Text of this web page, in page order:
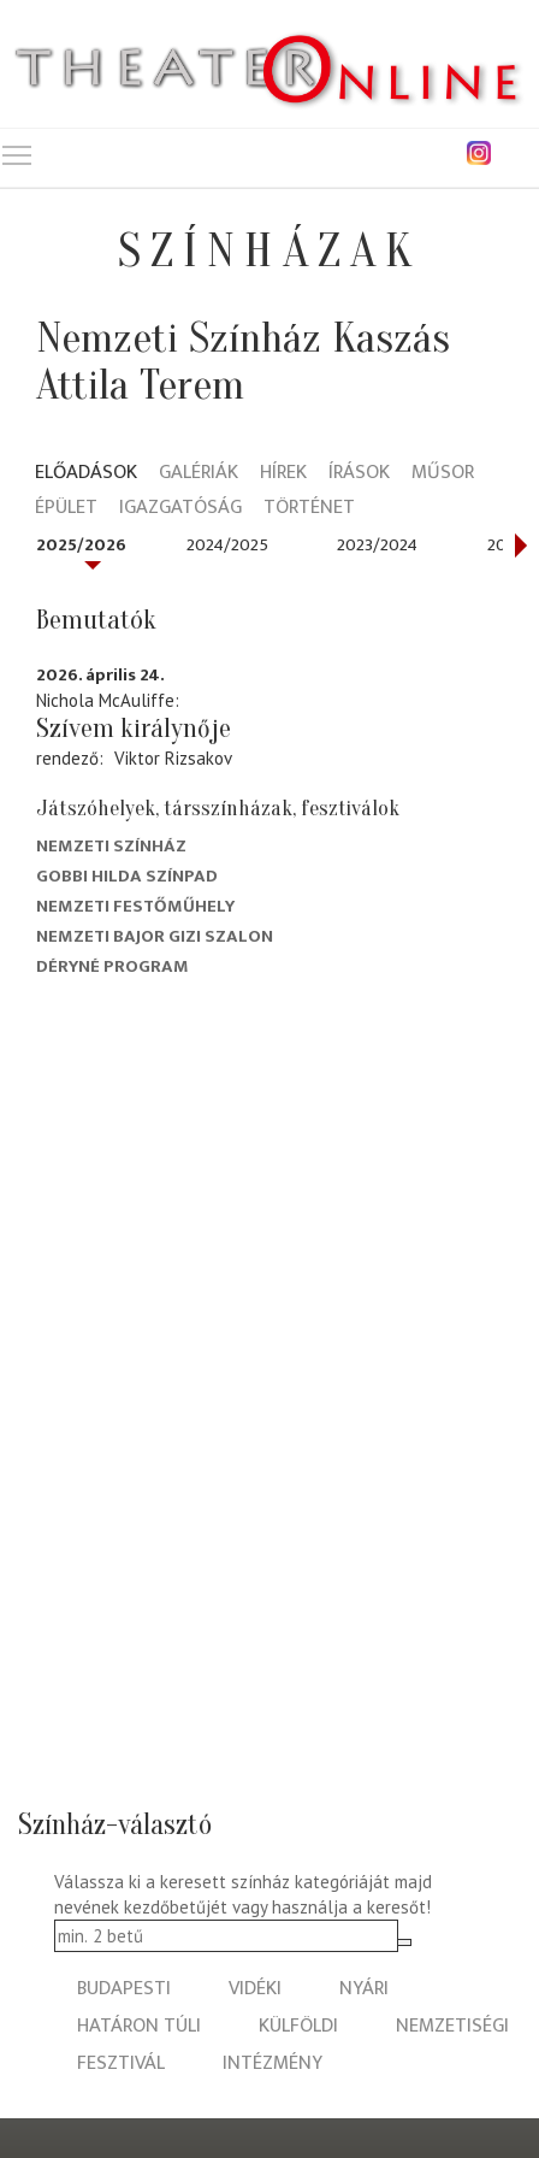
SZÍNHÁZAK
Nemzeti Színház Kaszás
Attila Terem
ELŐADÁSOK GALÉRIÁK HÍREK ÍRÁSOK
MŰSOR
ÉPÜLET
IGAZGATÓSÁG TÖRTÉNET
2025/2026 2024/2025 2023/2024 2022/
Bemutatók
2026. április 24.
Nichola McAuliffe
Szívem királynője
rendező Viktor Rizsakov
Játszóhelyek, társszínházak, fesztiválok
NEMZETI SZÍNHÁZ
GOBBI HILDA SZÍNPAD
NEMZETI FESTŐMŰHELY
NEMZETI BAJOR GIZI SZALON
DÉRYNÉ PROGRAM
Színház-választó
Válassza ki a keresett színház kategóriáját majd
nevének kezdőbetűjét vagy használja a keresőt!
BUDAPESTI VIDÉKI
NYÁRI
HATÁRON TÚLI
KÜLFÖLDI
NEMZETISÉGI
FESZTIVÁL
INTÉZMÉNY